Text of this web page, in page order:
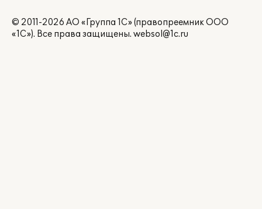
© 2011-2026 АО «Группа 1С» (правопреемник ООО
«1С»). Все права защищены. websol@1c.ru